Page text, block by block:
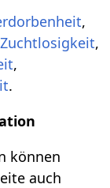
,
Zuchtlosigkeit,
,
.
können
auch